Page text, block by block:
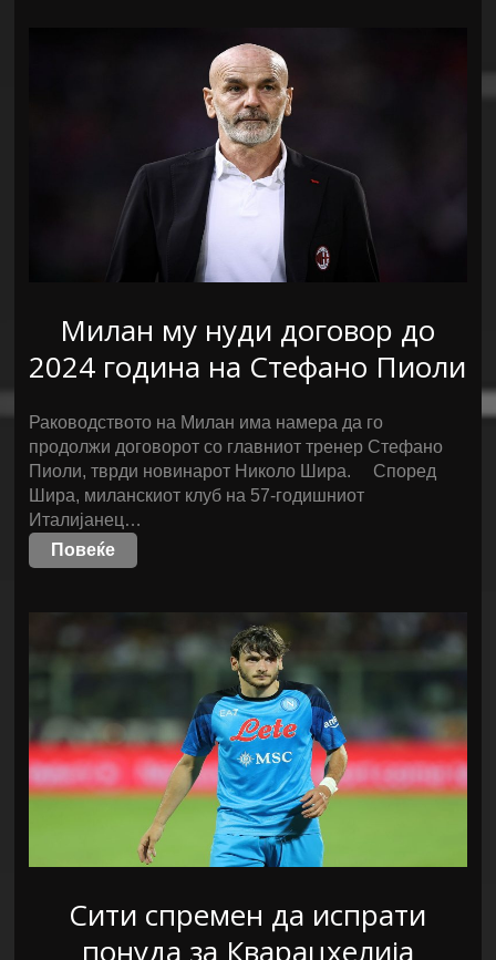
Милан му нуди договор до
2024 година на Стефано Пиоли
Раководството на Милан има намера да го
продолжи договорот со главниот тренер Стефано
Пиоли, тврди новинарот Николо Шира. Според
Шира, миланскиот клуб на 57-годишниот
Италијанец…
Повеќе
Сити спремен да испрати
понуда за Кварацхелија